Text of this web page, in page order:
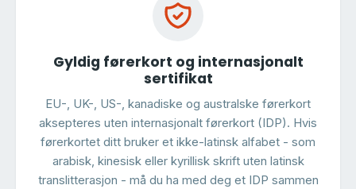
Gyldig førerkort og internasjonalt
sertifikat
EU-, UK-, US-, kanadiske og australske førerkort
aksepteres uten internasjonalt førerkort (IDP). Hvis
førerkortet ditt bruker et ikke-latinsk alfabet - som
arabisk, kinesisk eller kyrillisk skrift uten latinsk
translitterasjon - må du ha med deg et IDP sammen